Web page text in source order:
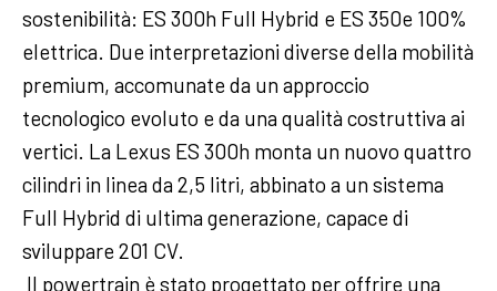
sostenibilità: ES 300h Full Hybrid e ES 350e 100%
elettrica. Due interpretazioni diverse della mobilità
premium, accomunate da un approccio
tecnologico evoluto e da una qualità costruttiva ai
vertici. La Lexus ES 300h monta un nuovo quattro
cilindri in linea da 2,5 litri, abbinato a un sistema
Full Hybrid di ultima generazione, capace di
sviluppare 201 CV.
Il powertrain è stato progettato per offrire una